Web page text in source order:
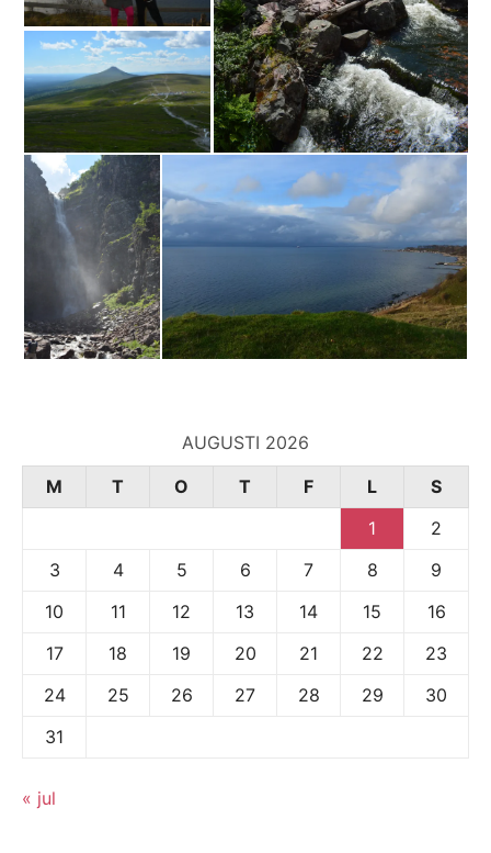
AUGUSTI 2026
M
T O T F L
S
1
2
3
4 5 6 7 8
9
10
11 12 13 14 15
16
17
18 19 20 21 22
23
24
25 26 27 28 29
30
31
« jul